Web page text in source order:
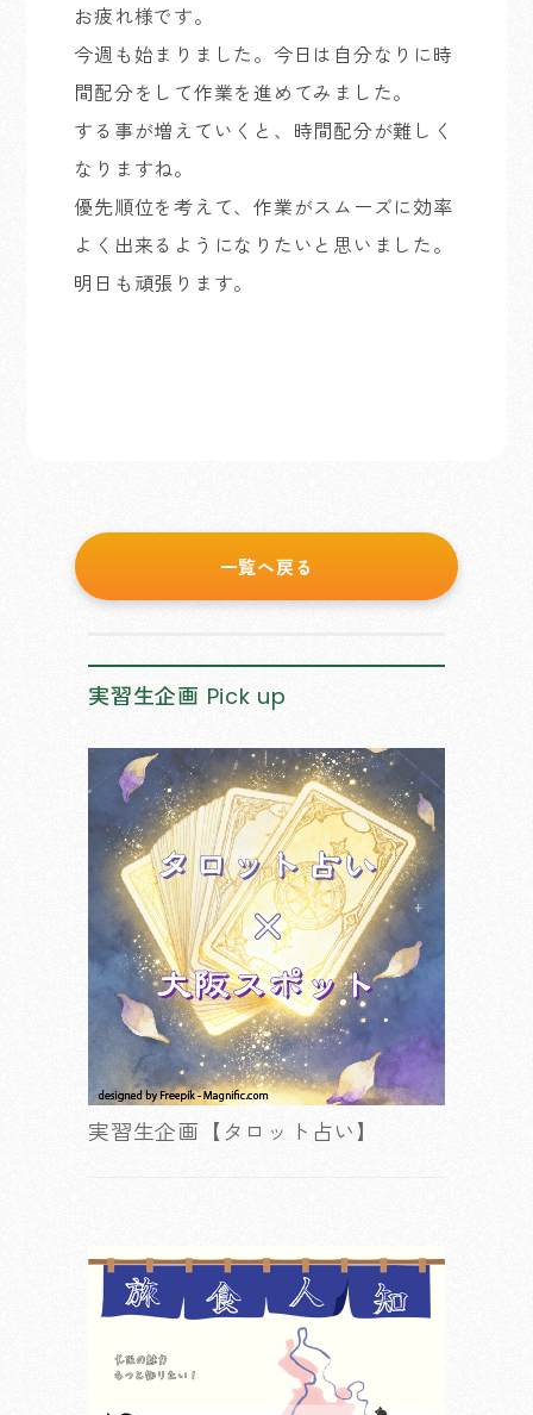
お疲れ様です。
今週も始まりました。今日は自分なりに時
間配分をして作業を進めてみました。
する事が増えていくと、時間配分が難しく
なりますね。
優先順位を考えて、作業がスムーズに効率
よく出来るようになりたいと思いました。
明日も頑張ります。
一覧へ戻る
実習生企画 Pick up
実習生企画【タロット占い】